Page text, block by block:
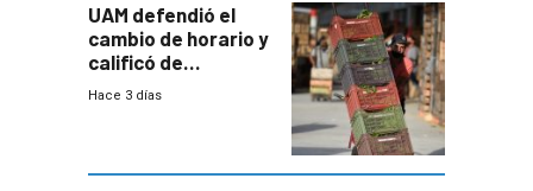
UAM defendió el
cambio de horario y
calificó de
“desproporcionado”
Hace 3 días